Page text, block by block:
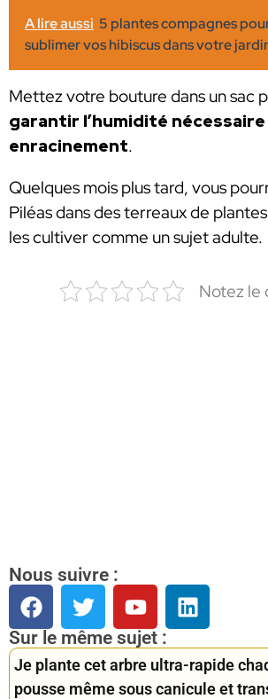
A lire aussi 5 plantes compagnes
sublimer vos hibiscus dans votre
Mettez votre bouture dans un sac
garantir l’humidité nécessaire
enracinement.
Quelques mois plus tard, vous
Piléas dans des terreaux de
les cultiver comme un sujet adulte.
Notez le
Nous suivre :
Sur le même sujet :
Je plante cet arbre ultra-rapide
pousse même sous canicule et